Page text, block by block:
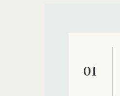
01